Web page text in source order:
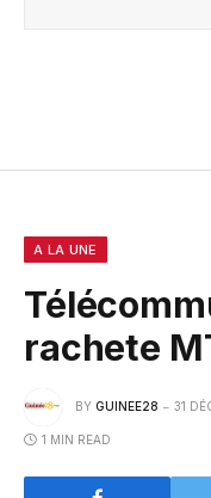
A LA UNE
rachete
BY GUINEE28 31
1 MIN READ